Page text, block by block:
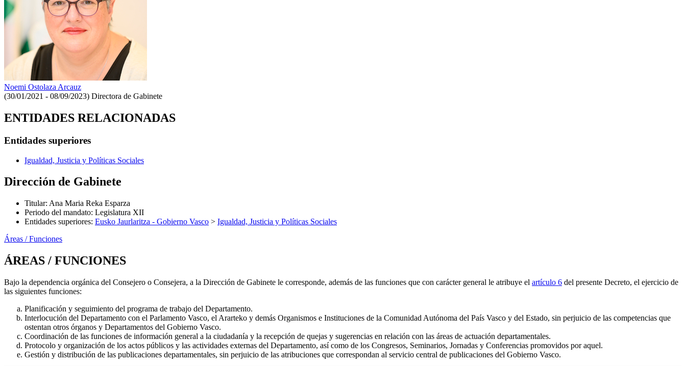
Noemi Ostolaza Arcauz
(30/01/2021 - 08/09/2023) Directora de Gabinete
ENTIDADES RELACIONADAS
Entidades superiores
Igualdad, Justicia y Políticas Sociales
Dirección de Gabinete
Titular: Ana Maria Reka Esparza
Periodo del mandato: Legislatura XII
Entidades superiores: Eusko Jaurlaritza - Gobierno Vasco > Igualdad, Justicia y Políticas Sociales
Áreas / Funciones
ÁREAS / FUNCIONES
Bajo la dependencia orgánica del Consejero o Consejera, a la Dirección de Gabinete le corresponde, además de las funciones que con carácter general le atribuye el artículo 6 del presente Decreto, el ejercicio de
las siguientes funciones:
Planificación y seguimiento del programa de trabajo del Departamento.
Interlocución del Departamento con el Parlamento Vasco, el Ararteko y demás Organismos e Instituciones de la Comunidad Autónoma del País Vasco y del Estado, sin perjuicio de las competencias que
ostentan otros órganos y Departamentos del Gobierno Vasco.
Coordinación de las funciones de información general a la ciudadanía y la recepción de quejas y sugerencias en relación con las áreas de actuación departamentales.
Protocolo y organización de los actos públicos y las actividades externas del Departamento, así como de los Congresos, Seminarios, Jornadas y Conferencias promovidos por aquel.
Gestión y distribución de las publicaciones departamentales, sin perjuicio de las atribuciones que correspondan al servicio central de publicaciones del Gobierno Vasco.